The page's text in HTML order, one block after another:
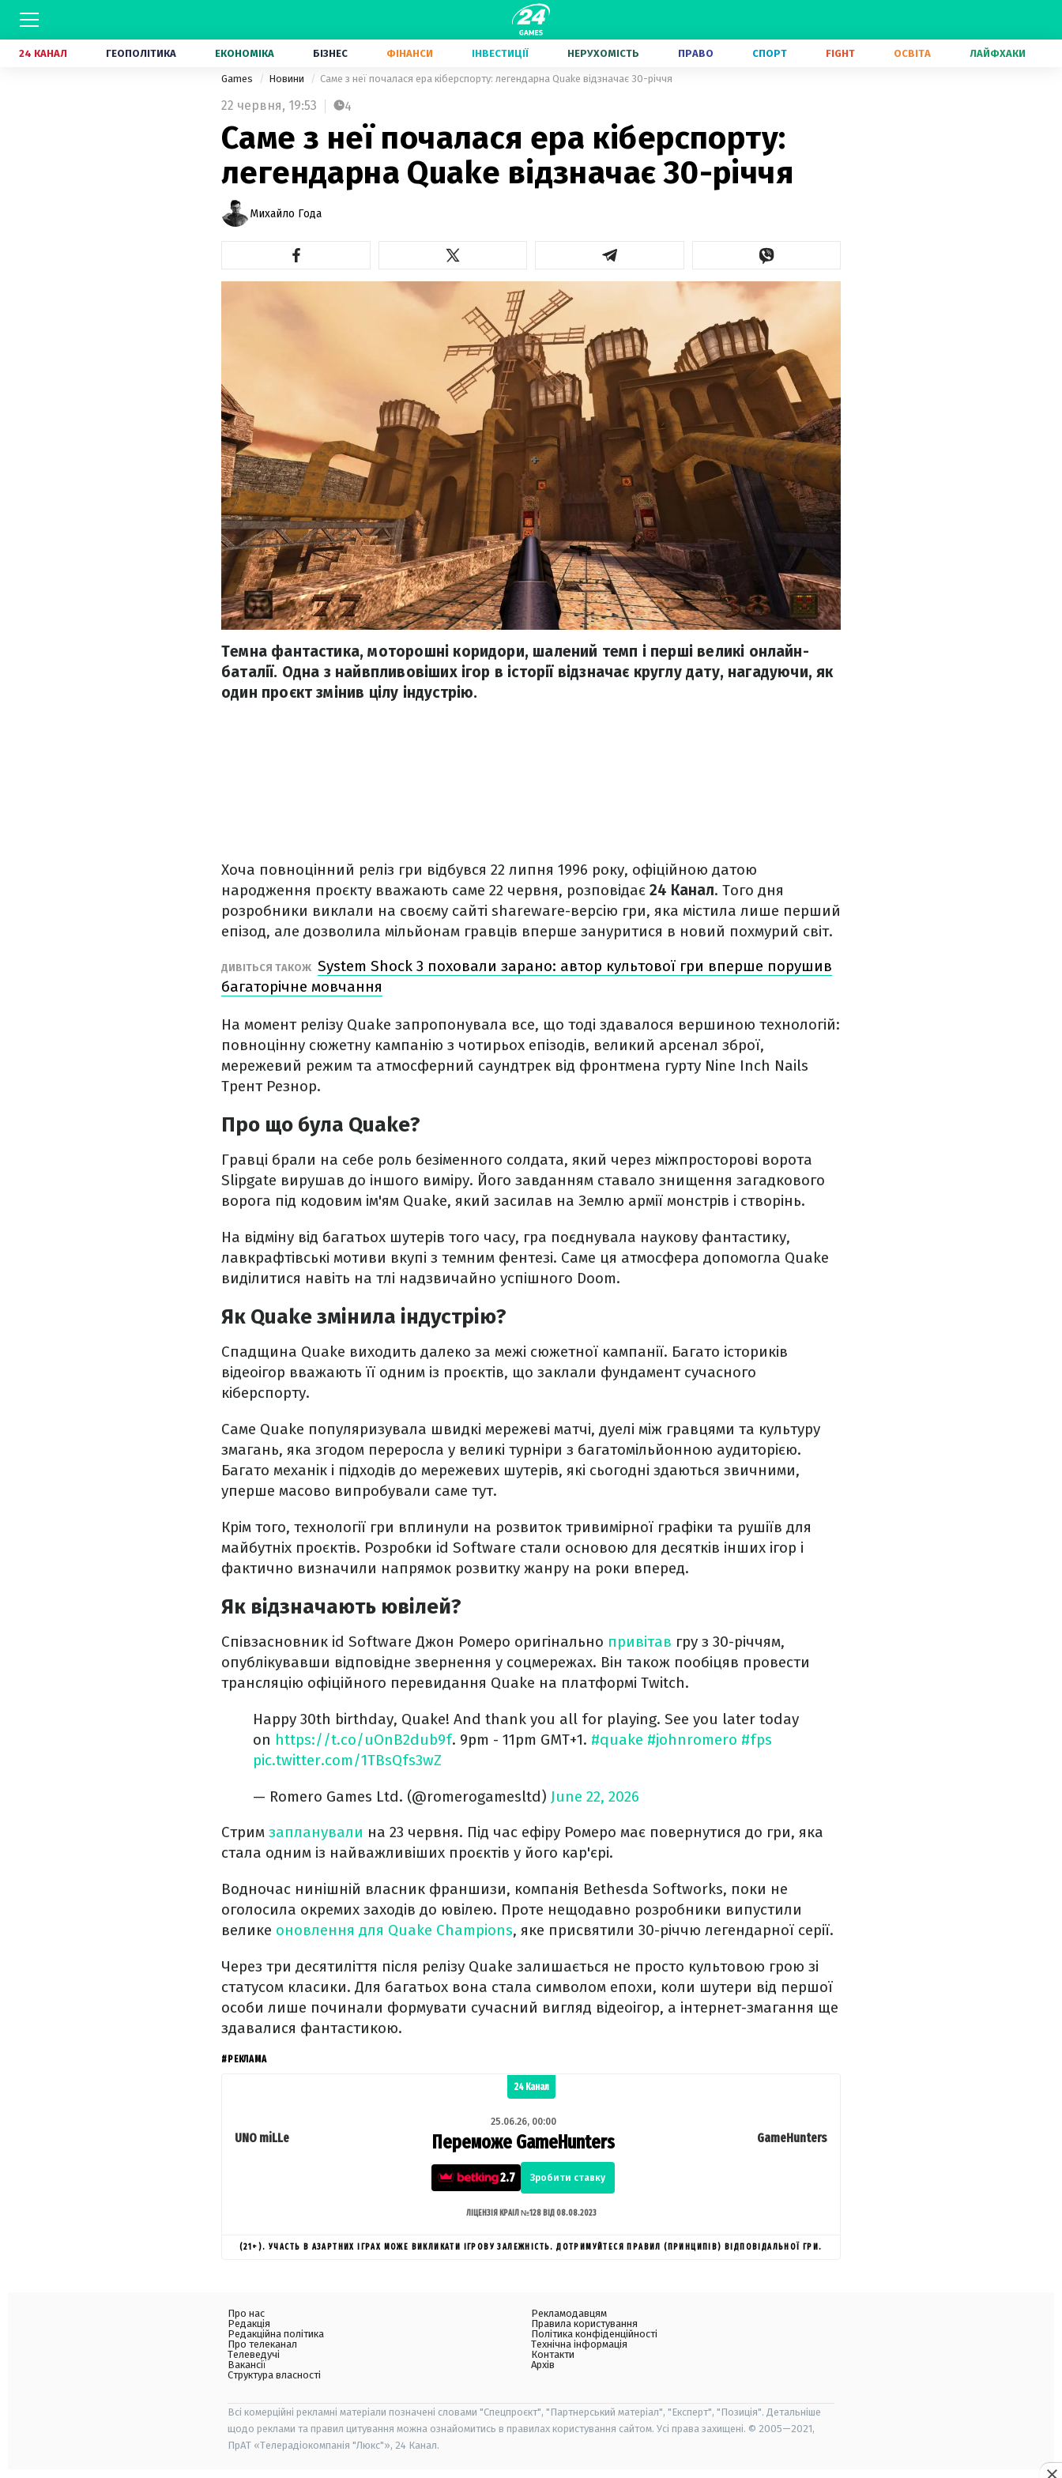
24 КАНАЛ ГЕОПОЛІТИКА ЕКОНОМІКА БІЗНЕС ФІНАНСИ ІНВЕСТИЦІЇ НЕРУХОМІСТЬ ПРАВО СПОРТ FIGHT ОСВІТА ЛАЙФХАКИ
Games Новини Саме з неї почалася ера кіберспорту: легендарна Quake відзначає 30-річчя
22 червня, 19:53 4
Саме з неї почалася ера кіберспорту:
легендарна Quake відзначає 30-річчя
Михайло Года
Темна фантастика, моторошні коридори, шалений темп і перші великі онлайн-
баталії. Одна з найвпливовіших ігор в історії відзначає круглу дату, нагадуючи, як
один проєкт змінив цілу індустрію.
Хоча повноцінний реліз гри відбувся 22 липня 1996 року, офіційною датою
народження проєкту вважають саме 22 червня, розповідає 24 Канал. Того дня
розробники виклали на своєму сайті shareware-версію гри, яка містила лише перший
епізод, але дозволила мільйонам гравців вперше зануритися в новий похмурий світ.
ДИВІТЬСЯ ТАКОЖ System Shock 3 поховали зарано: автор культової гри вперше порушив
багаторічне мовчання
На момент релізу Quake запропонувала все, що тоді здавалося вершиною технологій:
повноцінну сюжетну кампанію з чотирьох епізодів, великий арсенал зброї,
мережевий режим та атмосферний саундтрек від фронтмена гурту Nine Inch Nails
Трент Резнор.
Про що була Quake?
Гравці брали на себе роль безіменного солдата, який через міжпросторові ворота
Slipgate вирушав до іншого виміру. Його завданням ставало знищення загадкового
ворога під кодовим ім'ям Quake, який засилав на Землю армії монстрів і створінь.
На відміну від багатьох шутерів того часу, гра поєднувала наукову фантастику,
лавкрафтівські мотиви вкупі з темним фентезі. Саме ця атмосфера допомогла Quake
виділитися навіть на тлі надзвичайно успішного Doom.
Як Quake змінила індустрію?
Спадщина Quake виходить далеко за межі сюжетної кампанії. Багато істориків
відеоігор вважають її одним із проєктів, що заклали фундамент сучасного
кіберспорту.
Саме Quake популяризувала швидкі мережеві матчі, дуелі між гравцями та культуру
змагань, яка згодом переросла у великі турніри з багатомільйонною аудиторією.
Багато механік і підходів до мережевих шутерів, які сьогодні здаються звичними,
уперше масово випробували саме тут.
Крім того, технології гри вплинули на розвиток тривимірної графіки та рушіїв для
майбутніх проєктів. Розробки id Software стали основою для десятків інших ігор і
фактично визначили напрямок розвитку жанру на роки вперед.
Як відзначають ювілей?
Співзасновник id Software Джон Ромеро оригінально привітав гру з 30-річчям,
опублікувавши відповідне звернення у соцмережах. Він також пообіцяв провести
трансляцію офіційного перевидання Quake на платформі Twitch.
Happy 30th birthday, Quake! And thank you all for playing. See you later today
on https://t.co/uOnB2dub9f. 9pm - 11pm GMT+1. #quake #johnromero #fps
pic.twitter.com/1TBsQfs3wZ
— Romero Games Ltd. (@romerogamesltd) June 22, 2026
Стрим запланували на 23 червня. Під час ефіру Ромеро має повернутися до гри, яка
стала одним із найважливіших проєктів у його кар'єрі.
Водночас нинішній власник франшизи, компанія Bethesda Softworks, поки не
оголосила окремих заходів до ювілею. Проте нещодавно розробники випустили
велике оновлення для Quake Champions, яке присвятили 30-річчю легендарної серії.
Через три десятиліття після релізу Quake залишається не просто культовою грою зі
статусом класики. Для багатьох вона стала символом епохи, коли шутери від першої
особи лише починали формувати сучасний вигляд відеоігор, а інтернет-змагання ще
здавалися фантастикою.
#РЕКЛАМА
24 Канал
UNO miLLe
25.06.26, 00:00
Переможе GameHunters
2.7 Зробити ставку
GameHunters
ЛІЦЕНЗІЯ КРАІЛ №128 ВІД 08.08.2023
(21+). УЧАСТЬ В АЗАРТНИХ ІГРАХ МОЖЕ ВИКЛИКАТИ ІГРОВУ ЗАЛЕЖНІСТЬ. ДОТРИМУЙТЕСЯ ПРАВИЛ (ПРИНЦИПІВ) ВІДПОВІДАЛЬНОЇ ГРИ.
Про нас
Редакція
Редакційна політика
Про телеканал
Телеведучі
Вакансії
Структура власності
Рекламодавцям
Правила користування
Політика конфіденційності
Технічна інформація
Контакти
Архів
Всі комерційні рекламні матеріали позначені словами "Спецпроєкт", "Партнерський матеріал", "Експерт", "Позиція". Детальніше
щодо реклами та правил цитування можна ознайомитись в правилах користування сайтом. Усі права захищені. © 2005—2021,
ПрАТ «Телерадіокомпанія "Люкс"», 24 Канал.